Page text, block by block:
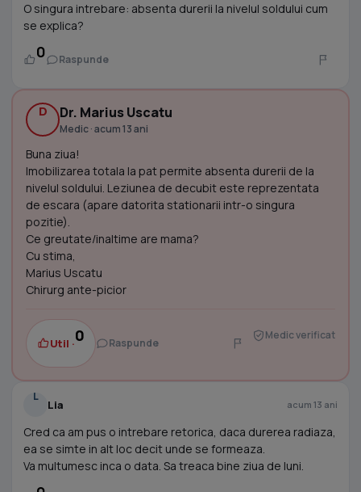
O singura intrebare: absenta durerii la nivelul soldului cum
se explica?
0 Raspunde
D Dr. Marius Uscatu
Medic · acum 13 ani
Buna ziua!
Imobilizarea totala la pat permite absenta durerii de la
nivelul soldului. Leziunea de decubit este reprezentata
de escara (apare datorita stationarii intr-o singura
pozitie).
Ce greutate/inaltime are mama?
Cu stima,
Marius Uscatu
Chirurg ante-picior
Util ·0 Raspunde
Medic verificat
L
Lia acum 13 ani
Cred ca am pus o intrebare retorica, daca durerea radiaza,
ea se simte in alt loc decit unde se formeaza.
Va multumesc inca o data. Sa treaca bine ziua de luni.